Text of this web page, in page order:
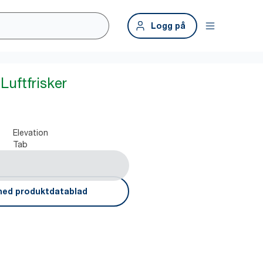
Logg på
Elevation
Tab
produktdatablad